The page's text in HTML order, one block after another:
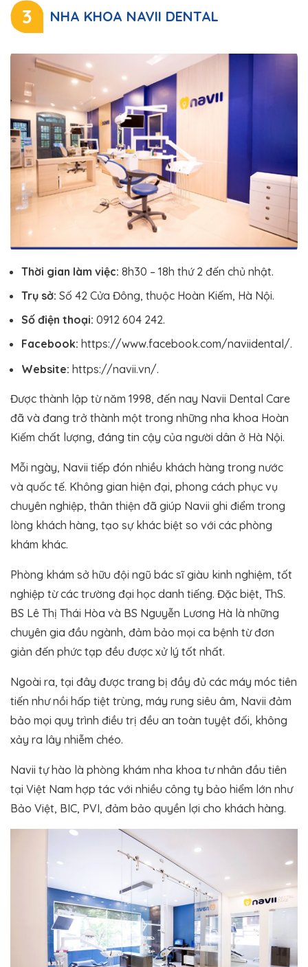
3 NHA KHOA NAVII DENTAL
Thời gian làm việc: 8h30 – 18h thứ 2 đến chủ nhật.
Trụ sở: Số 42 Cửa Đông, thuộc Hoàn Kiếm, Hà Nội.
Số điện thoại: 0912 604 242.
Facebook: https://www.facebook.com/naviidental/.
Website: https://navii.vn/.
Được thành lập từ năm 1998, đến nay Navii Dental Care
đã và đang trở thành một trong những nha khoa Hoàn
Kiếm chất lượng, đáng tin cậy của người dân ở Hà Nội.
Mỗi ngày, Navii tiếp đón nhiều khách hàng trong nước
và quốc tế. Không gian hiện đại, phong cách phục vụ
chuyên nghiệp, thân thiện đã giúp Navii ghi điểm trong
lòng khách hàng, tạo sự khác biệt so với các phòng
khám khác.
Phòng khám sở hữu đội ngũ bác sĩ giàu kinh nghiệm, tốt
nghiệp từ các trường đại học danh tiếng. Đặc biệt, ThS.
BS Lê Thị Thái Hòa và BS Nguyễn Lương Hà là những
chuyên gia đầu ngành, đảm bảo mọi ca bệnh từ đơn
giản đến phức tạp đều được xử lý tốt nhất.
Ngoài ra, tại đây được trang bị đầy đủ các máy móc tiên
tiến như nồi hấp tiệt trùng, máy rung siêu âm, Navii đảm
bảo mọi quy trình điều trị đều an toàn tuyệt đối, không
xảy ra lây nhiễm chéo.
Navii tự hào là phòng khám nha khoa tư nhân đầu tiên
tại Việt Nam hợp tác với nhiều công ty bảo hiểm lớn như
Bảo Việt, BIC, PVI, đảm bảo quyền lợi cho khách hàng.